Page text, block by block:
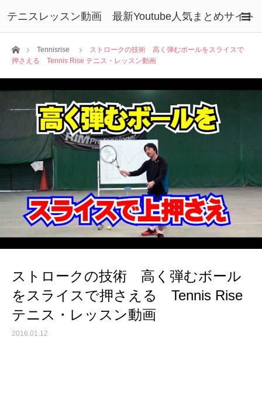
テニスレッスン動画 最新Youtube人気まとめサイト
ホームTennisrise
ストロークの技術 高く弾むボールをスライスで
押さえる Tennis Rise テニス・レッスン動画
ストロークの技術 高く弾むボール
をスライスで押さえる Tennis Rise
テニス・レッスン動画
2016.01.12